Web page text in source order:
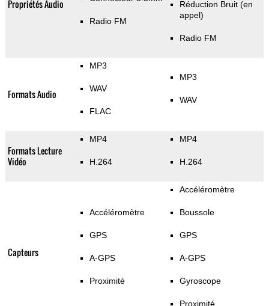
Propriétés Audio
Radio FM
Réduction Bruit (en
appel)
Radio FM
Formats Audio
MP3
WAV
FLAC
MP3
WAV
Formats Lecture
Vidéo
MP4
H.264
MP4
H.264
Capteurs
Accéléromètre
GPS
A-GPS
Proximité
Accéléromètre
Boussole
GPS
A-GPS
Gyroscope
Proximité